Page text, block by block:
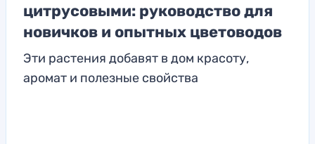
цитрусовыми: руководство для
новичков и опытных цветоводов
Эти растения добавят в дом красоту,
аромат и полезные свойства